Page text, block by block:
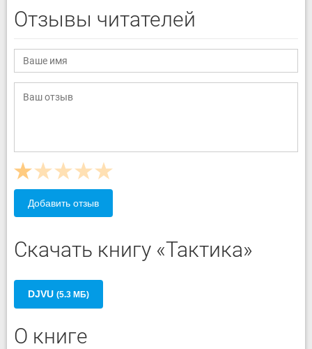
Отзывы читателей
Добавить отзыв
Скачать книгу «Тактика»
DJVU (5.3 МБ)
О книге